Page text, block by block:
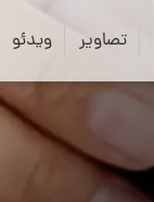
تصاویر ویدئو